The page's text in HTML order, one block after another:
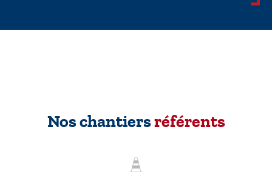
Nos chantiersréférents